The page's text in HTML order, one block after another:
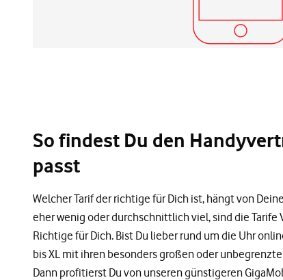
So findest Du den
passt
Welcher Tarif der richtige für Dich ist, hängt von
eher wenig oder durchschnittlich viel, sind die Tarife
Richtige für Dich. Bist Du lieber rund um die Uhr
bis XL mit ihren besonders großen oder
Dann profitierst Du von unseren günstigeren